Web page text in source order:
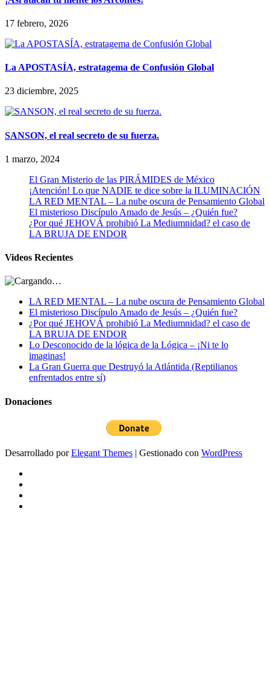
17 febrero, 2026
La APOSTASÍA, estratagema de Confusión Global
23 diciembre, 2025
SANSON, el real secreto de su fuerza.
1 marzo, 2024
El Gran Misterio de las PIRÁMIDES de México
¡Atención! Lo que NADIE te dice sobre la ILUMINACIÓN
LA RED MENTAL – La nube oscura de Pensamiento Global
El misterioso Discípulo Amado de Jesús – ¿Quién fue?
¿Por qué JEHOVÁ prohibió La Mediumnidad? el caso de
LA BRUJA DE ENDOR
Videos Recientes
LA RED MENTAL – La nube oscura de Pensamiento Global
El misterioso Discípulo Amado de Jesús – ¿Quién fue?
¿Por qué JEHOVÁ prohibió La Mediumnidad? el caso de
LA BRUJA DE ENDOR
Lo Desconocido de la lógica de la Lógica – ¡Ni te lo
imaginas!
La Gran Guerra que Destruyó la Atlántida (Reptilianos
enfrentados entre sí)
Donaciones
Desarrollado porElegant Themes | Gestionado con WordPress